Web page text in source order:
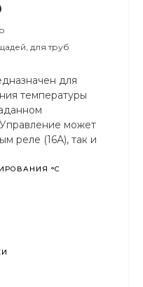
для труб
для
температуры
может
реле (16А), так и
°С